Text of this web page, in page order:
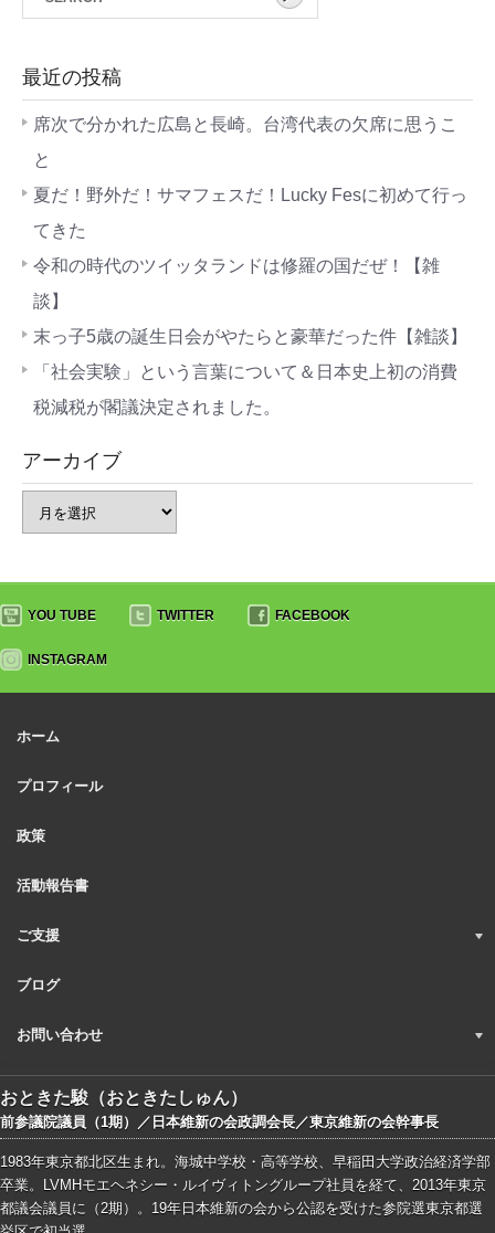
最近の投稿
席次で分かれた広島と長崎。台湾代表の欠席に思うこ
と
夏だ！野外だ！サマフェスだ！Lucky Fesに初めて行っ
てきた
令和の時代のツイッタランドは修羅の国だぜ！【雑
談】
末っ子5歳の誕生日会がやたらと豪華だった件【雑談】
「社会実験」という言葉について＆日本史上初の消費
税減税が閣議決定されました。
アーカイブ
YOU TUBE TWITTER FACEBOOK
INSTAGRAM
ホーム
プロフィール
政策
活動報告書
ご支援
ブログ
お問い合わせ
おときた駿（おときたしゅん）
前参議院議員（1期）／日本維新の会政調会長／東京維新の会幹事長
1983年東京都北区生まれ。海城中学校・高等学校、早稲田大学政治経済学部
卒業。LVMHモエヘネシー・ルイヴィトングループ社員を経て、2013年東京
都議会議員に（2期）。19年日本維新の会から公認を受けた参院選東京都選